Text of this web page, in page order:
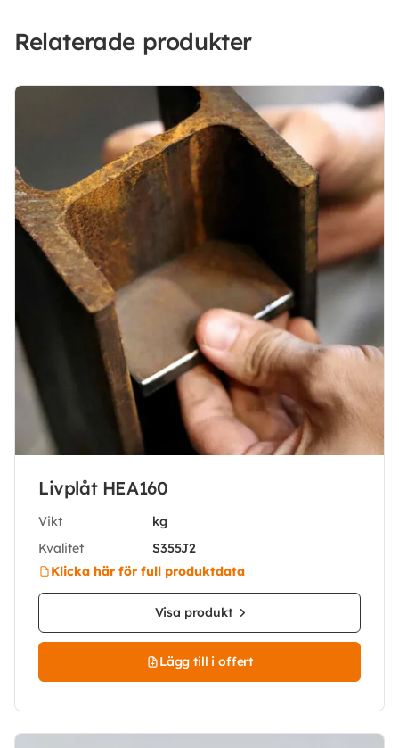
Relaterade produkter
Livplåt HEA160
Vikt
kg
Kvalitet
S355J2
Klicka här för full produktdata
Visa produkt
Lägg till i offert